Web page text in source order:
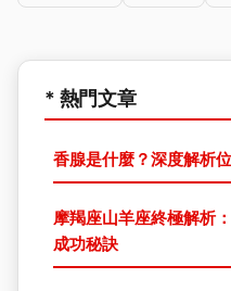
* 熱門文章
香腺是什麼？深度解析
摩羯座山羊座終極解析
成功秘訣